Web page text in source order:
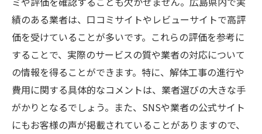
績のある業者は、口コミサイトやレビューサイトで高評
価を受けていることが多いです。これらの評価を参考に
することで、実際のサービスの質や業者の対応について
の情報を得ることができます。特に、解体工事の進行や
費用に関する具体的なコメントは、業者選びの大きな手
がかりとなるでしょう。また、SNSや業者の公式サイト
にもお客様の声が掲載されていることがありますので、